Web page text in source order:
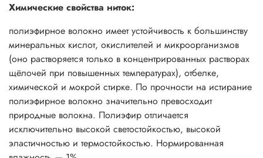
Химические свойства ниток:
полиэфирное волокно имеет устойчивость к большинству
минеральных кислот, окислителей и микроорганизмов
(оно растворяется только в концентрированных растворах
щёлочей при повышенных температурах), отбелке,
химической и мокрой стирке. По прочности на истирание
полиэфирное волокно значительно превосходит
природные волокна. Полиэфир отличается
исключительно высокой светостойкостью, высокой
эластичностью и термостойкостью. Нормированная